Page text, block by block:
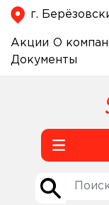
г.
Акции О
Документы